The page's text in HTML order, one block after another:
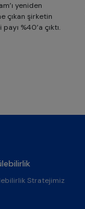
yeniden
çıkan şirketin
%40’a çıktı.
Stratejimiz